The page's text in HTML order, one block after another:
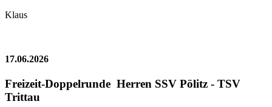
Klaus
17.06.2026
Freizeit-Doppelrunde Herren SSV Pölitz - TSV
Trittau